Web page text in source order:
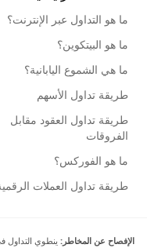
ما هو التداول عبر الإنترنت؟
ما هو البيتكوين؟
ما هي الشموع اليابانية؟
طريقة تداول الأسهم
طريقة تداول العقود مقابل
الفروقات
ما هو الفوركس؟
طريقة تداول العملات
الإفصاح عن المخاطر: ينطوي التداول